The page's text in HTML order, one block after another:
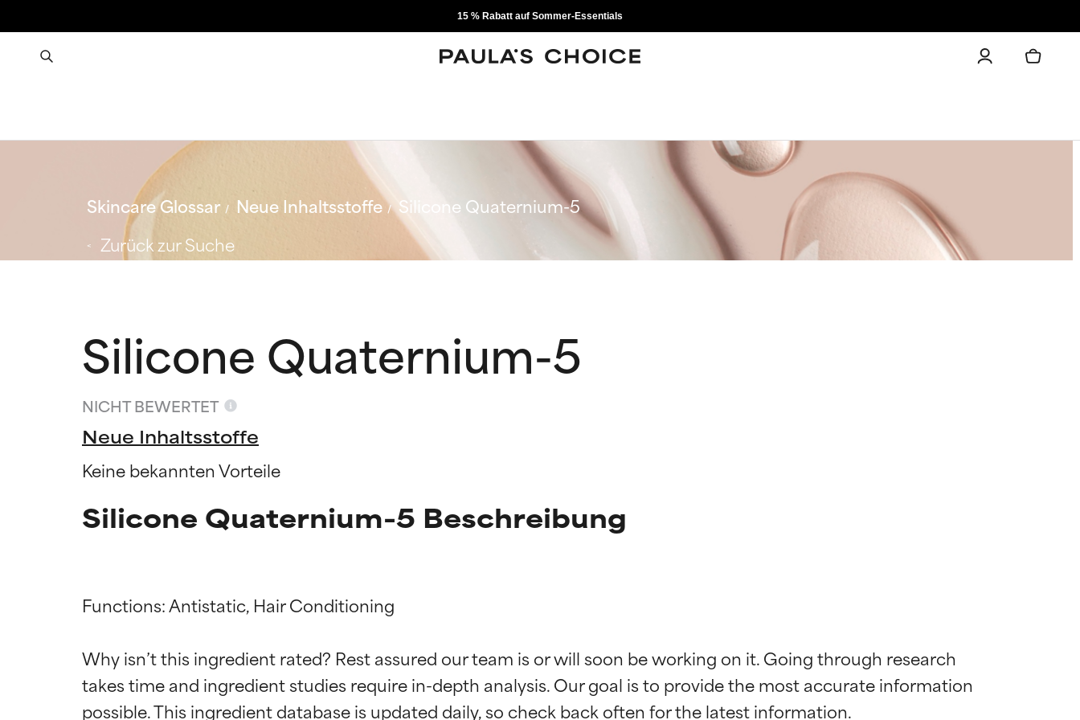
15 % Rabatt auf Sommer-Essentials
Skincare Glossar Neue Inhaltsstoffe
Silicone Quaternium-5
Zurück zur Suche
Silicone Quaternium-5
NICHT BEWERTET
Neue Inhaltsstoffe
Keine bekannten Vorteile
Silicone Quaternium-5 Beschreibung
Functions: Antistatic, Hair Conditioning
Why isn’t this ingredient rated? Rest assured our team is or will soon be working on it. Going through research
takes time and ingredient studies require in-depth analysis. Our goal is to provide the most accurate information
Bewertung der Inhaltsstoffe
SEHR GUT
Bewertung der Inhaltsstoffe
SEHR GUT